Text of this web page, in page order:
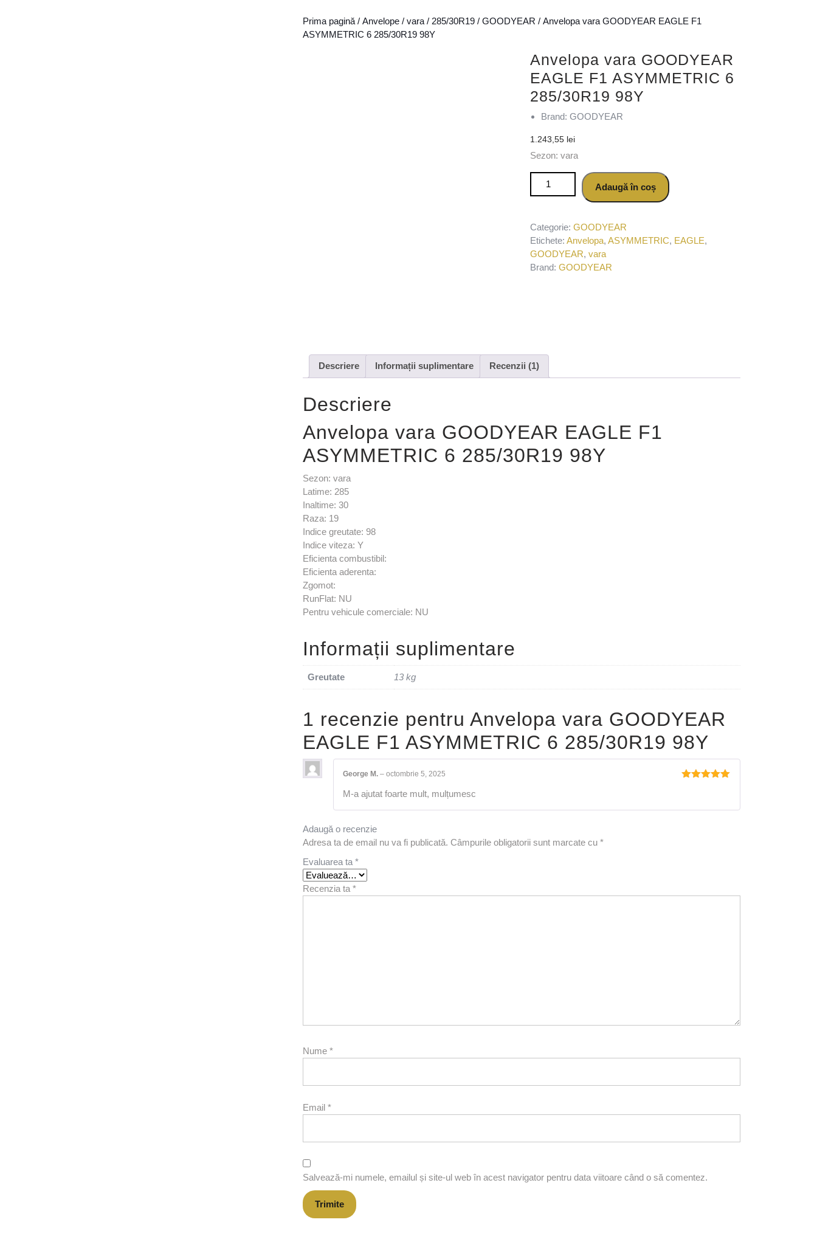
Prima pagină / Anvelope / vara / 285/30R19 / GOODYEAR / Anvelopa vara GOODYEAR EAGLE F1
ASYMMETRIC 6 285/30R19 98Y
Anvelopa vara GOODYEAR
EAGLE F1 ASYMMETRIC 6
285/30R19 98Y
Brand: GOODYEAR
1.243,55 lei
Sezon: vara
Cantitate Anvelopa vara GOODYEAR EAGLE F1 ASYMMETRIC 6
Adaugă în coș
Categorie:GOODYEAR
Etichete:Anvelopa,ASYMMETRIC, EAGLE,
GOODYEAR,vara
Brand:GOODYEAR
Descriere Informații suplimentare Recenzii (1)
Descriere
Anvelopa vara GOODYEAR EAGLE F1
ASYMMETRIC 6 285/30R19 98Y
Sezon: vara
Latime: 285
Inaltime: 30
Raza: 19
Indice greutate: 98
Indice viteza: Y
Eficienta combustibil:
Eficienta aderenta:
Zgomot:
RunFlat: NU
Pentru vehicule comerciale: NU
Informații suplimentare
Greutate 13 kg
1 recenzie pentru Anvelopa vara GOODYEAR
EAGLE F1 ASYMMETRIC 6 285/30R19 98Y
George M. – octombrie 5, 2025
M-a ajutat foarte mult, mulțumesc
Adaugă o recenzie
Adresa ta de email nu va fi publicată. Câmpurile obligatorii sunt marcate cu *
Evaluarea ta *
Recenzia ta *
Nume *
Email *
Salvează-mi numele, emailul și site-ul web în acest navigator pentru data viitoare când o să comentez.